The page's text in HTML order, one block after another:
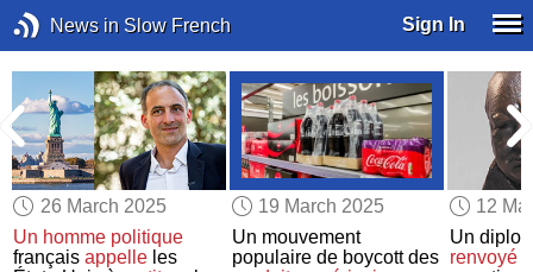
News in Slow French Sign In
26 March 2025
Un homme politique
françaisappelle les
19 March 2025
Un mouvement
populaire de boycott des
12
Un
renvoyé